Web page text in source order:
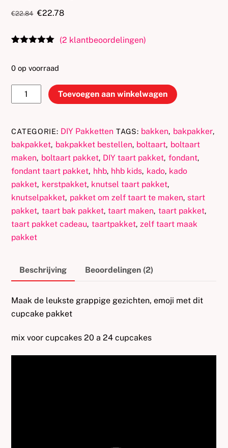
€22.84 Oorspronkelijke
was:
€22.78Huidige
is:
gebaseerd
klantbeoordel
ingen
(2 klantbeoordelingen)
0 op voorraad
grappige
cupcake
pakket
aantal
Toevoegen aan winkelwagen
CATEGORIE: DIY Pakketten TAGS: bakken, bakpakker,
bakpakket, bakpakket bestellen, boltaart, boltaart
maken, boltaart pakket, DIY taart pakket, fondant,
fondant taart pakket, hhb, hhb kids, kado, kado
pakket, kerstpakket, knutsel taart pakket,
knutselpakket, pakket om zelf taart te maken, start
pakket, taart bak pakket,taart maken, taart pakket,
taart pakket cadeau, taartpakket,zelf taart maak
pakket
Beschrijving Beoordelingen (2)
Maak de leukste grappige gezichten, emoji met dit
cupcake pakket
mix voor cupcakes 20 a 24 cupcakes